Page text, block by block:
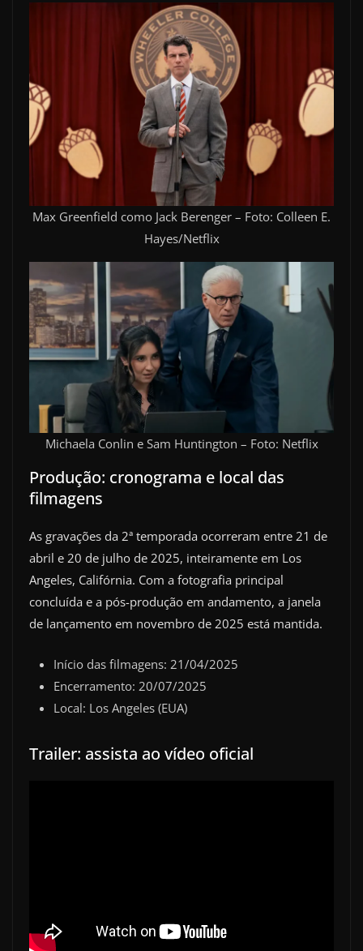
Max Greenfield como Jack Berenger – Foto: Colleen E.
Hayes/Netflix
Michaela Conlin e Sam Huntington – Foto: Netflix
Produção: cronograma e local das
filmagens
As gravações da 2ª temporada ocorreram entre 21 de
abril e 20 de julho de 2025, inteiramente em Los
Angeles, Califórnia. Com a fotografia principal
concluída e a pós-produção em andamento, a janela
de lançamento em novembro de 2025 está mantida.
Início das filmagens: 21/04/2025
Encerramento: 20/07/2025
Local: Los Angeles (EUA)
Trailer: assista ao vídeo oficial